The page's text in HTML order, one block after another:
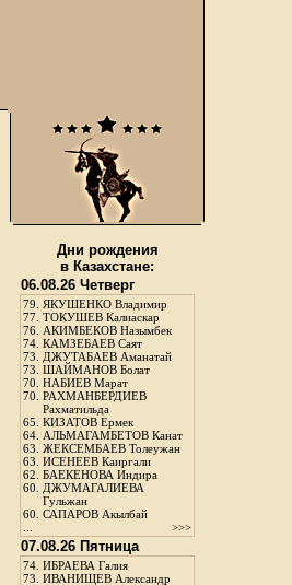
Дни рождения
в Казахстане:
06.08.26 Четверг
79. ЯКУШЕНКО Владимир
77. ТОКУШЕВ Калиаскар
76. АКИМБЕКОВ Назымбек
74. КАМЗЕБАЕВ Саят
73. ДЖУТАБАЕВ Аманатай
73. ШАЙМАНОВ Болат
70. НАБИЕВ Марат
70. РАХМАНБЕРДИЕВ
Рахматильда
65. КИЗАТОВ Ермек
64. АЛЬМАГАМБЕТОВ Канат
63. ЖЕКСЕМБАЕВ Толеужан
63. ИСЕНЕЕВ Каиргали
62. БАЕКЕНОВА Индира
60. ДЖУМАГАЛИЕВА
Гульжан
60. САПАРОВ Акылбай
>>>
07.08.26 Пятница
74. ИБРАЕВА Галия
73. ИВАНИЩЕВ Александр